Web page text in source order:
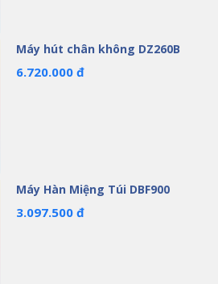
Máy hút chân không DZ260B
6.720.000 đ
Máy Hàn Miệng Túi DBF900
3.097.500 đ